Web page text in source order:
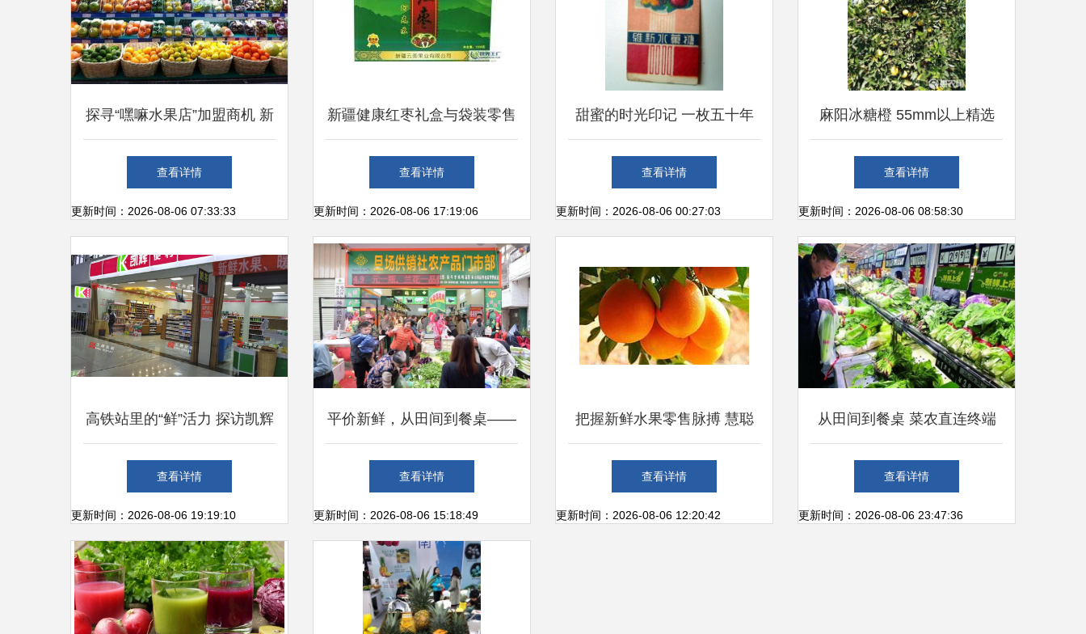
探寻“嘿嘛水果店”加盟商机 新
鲜水果零售的创业之路
查看详情
更新时间：2026-08-06 07:33:33
新疆健康红枣礼盒与袋装零售
开启生鲜水果市场的优质选择
查看详情
更新时间：2026-08-06 17:19:06
甜蜜的时光印记 一枚五十年
代《维新水果糖》糖纸的收藏
故事
查看详情
更新时间：2026-08-06 00:27:03
麻阳冰糖橙 55mm以上精选
果，新鲜零售的甜蜜诱惑
查看详情
更新时间：2026-08-06 08:58:30
高铁站里的“鲜”活力 探访凯辉
便利店的新鲜水果零售
查看详情
更新时间：2026-08-06 19:19:10
平价新鲜，从田间到餐桌——
茂名电白供销系统打造不隔夜
生鲜超市
查看详情
更新时间：2026-08-06 15:18:49
把握新鲜水果零售脉搏 慧聪
网助力优质水果农产批发采购
查看详情
更新时间：2026-08-06 12:20:42
从田间到餐桌 菜农直连终端
销售新路径
查看详情
更新时间：2026-08-06 23:47:36